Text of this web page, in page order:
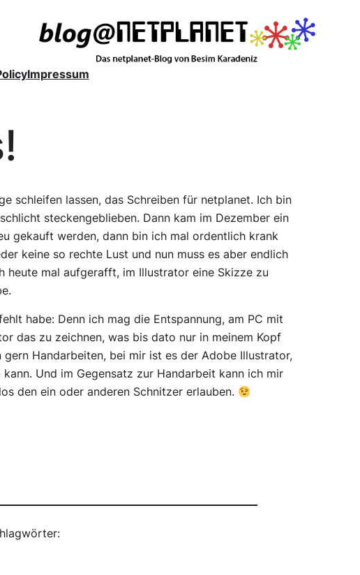
Impressum
schleifen lassen, das Schreiben für netplanet. Ich bin
steckengeblieben. Dann kam im Dezember ein
gekauft werden, dann bin ich mal ordentlich krank
keine so rechte Lust und nun muss es aber endlich
heute mal aufgerafft, im Illustrator eine Skizze zu
habe: Denn ich mag die Entspannung, am PC mit
das zu zeichnen, was bis dato nur in meinem Kopf
Handarbeiten, bei mir ist es der Adobe Illustrator,
Und im Gegensatz zur Handarbeit kann ich mir
den ein oder anderen Schnitzer erlauben.